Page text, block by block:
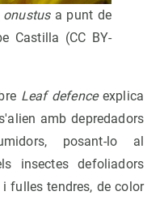
onustusa punt de
Castilla (CC BY-
Leaf defenceexplica
amb depredadors
posant-lo al
insectes defoliadors
fulles tendres, de color